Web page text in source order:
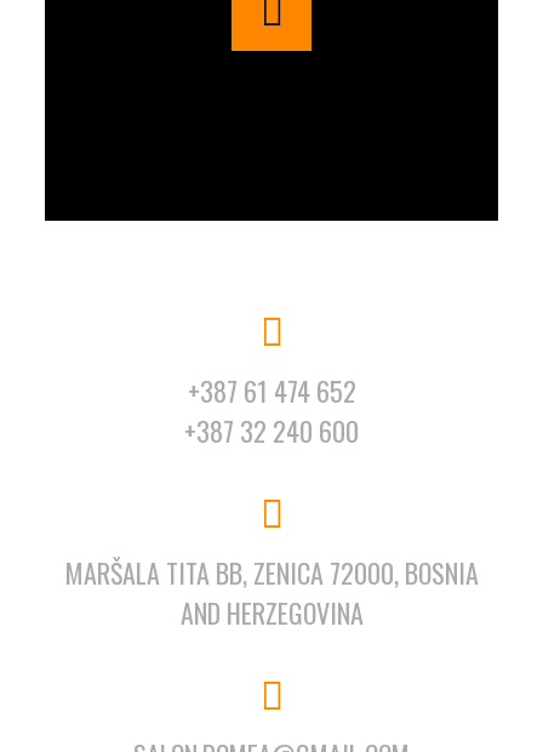
+387 61 474 652
+387 32 240 600
MARŠALA TITA BB, ZENICA 72000, BOSNIA
AND HERZEGOVINA